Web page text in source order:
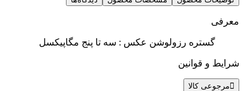
معرفی
گستره‌ رزولوشن عکس : سه تا پنج مگاپیکسل
شرایط و قوانین
مرجوعی کالا